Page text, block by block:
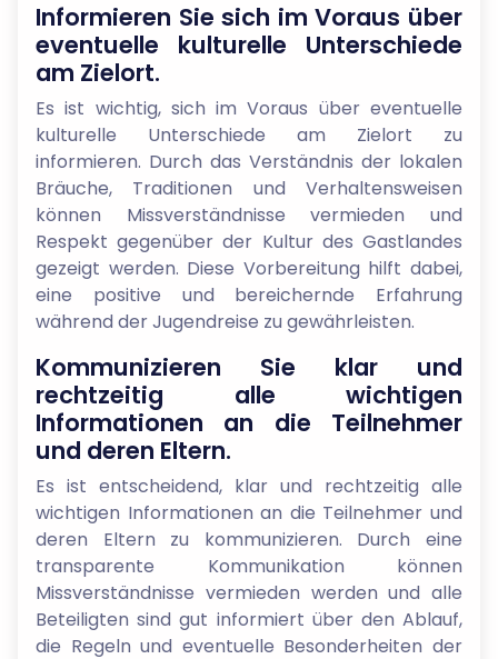
Informieren Sie sich im Voraus über
eventuelle kulturelle Unterschiede
am Zielort.
Es ist wichtig, sich im Voraus über eventuelle
kulturelle Unterschiede am Zielort zu
informieren. Durch das Verständnis der lokalen
Bräuche, Traditionen und Verhaltensweisen
können Missverständnisse vermieden und
Respekt gegenüber der Kultur des Gastlandes
gezeigt werden. Diese Vorbereitung hilft dabei,
eine positive und bereichernde Erfahrung
während der Jugendreise zu gewährleisten.
Kommunizieren Sie klar und
rechtzeitig alle wichtigen
Informationen an die Teilnehmer
und deren Eltern.
Es ist entscheidend, klar und rechtzeitig alle
wichtigen Informationen an die Teilnehmer und
deren Eltern zu kommunizieren. Durch eine
transparente Kommunikation können
Missverständnisse vermieden werden und alle
Beteiligten sind gut informiert über den Ablauf,
die Regeln und eventuelle Besonderheiten der